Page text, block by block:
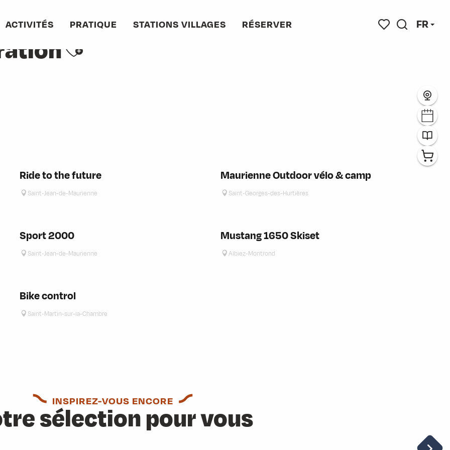
FR
ACTIVITÉS PRATIQUE STATIONS VILLAGES RÉSERVER
Ajouter aux favoris
Ride to the future
Saint-Jean-de-Maurienne
Maurienne Outdoor vélo & camp
Saint-Georges-des-Hurtières
Sport 2000
Saint-Jean-de-Maurienne
Mustang 1650 Skiset
Albiez-Montrond
Bike control
Saint-Martin-sur-la-Chambre
INSPIREZ-VOUS ENCORE
sélection pour vous